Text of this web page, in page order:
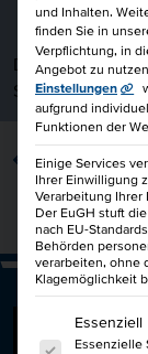
Dozent bei der
Service
zurück
und Inhalten.
finden Sie in
Verpflichtung, in
Angebot zu
Einstellungen
aufgrund
Funktionen der
Einige Services
Ihrer Einwilligung
Verarbeitung Ihrer
Der EuGH stuft
nach EU-
Behörden
verarbeiten, ohne
Klagemöglichkeit
Es folgt eine
Essenziell
Essenzielle